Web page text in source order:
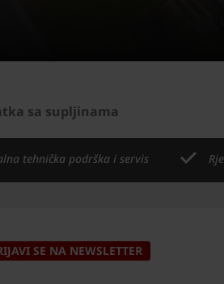
sa supljinama
tehnička podrška i servis
SE NA NEWSLETTER